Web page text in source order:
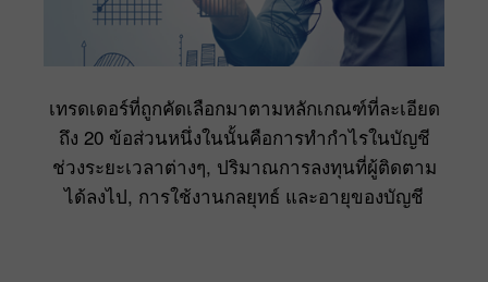
เทรดเดอร์ที่ถูกคัดเลือกมาตามหลักเกณฑ์ที่ละเอียด
ถึง 20 ข้อส่วนหนึ่งในนั้นคือการทำกำไรในบัญชี
ช่วงระยะเวลาต่างๆ, ปริมาณการลงทุนที่ผู้ติดตาม
ได้ลงไป, การใช้งานกลยุทธ์ และอายุของบัญชี